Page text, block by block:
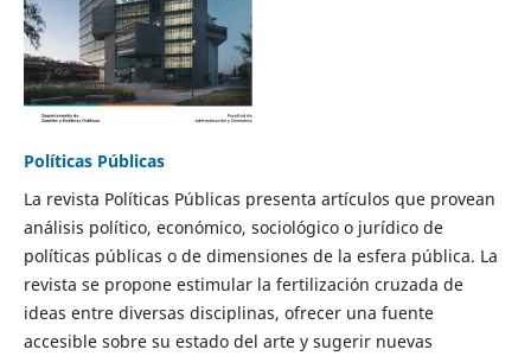
Políticas Públicas
La revista Políticas Públicas presenta artículos que provean
análisis político, económico, sociológico o jurídico de
políticas públicas o de dimensiones de la esfera pública. La
revista se propone estimular la fertilización cruzada de
ideas entre diversas disciplinas, ofrecer una fuente
accesible sobre su estado del arte y sugerir nuevas